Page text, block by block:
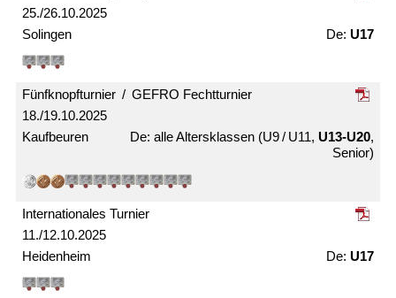
25./26.10.2025
Solingen U17
18./19.10.2025
Fünfknopf­turnier / GEFRO Fecht­turnier
Kaufbeuren alle Alters­klassen (U9 / U11, U13-U20,
Senior)
11./12.10.2025
Internationales Turnier
Heidenheim U17